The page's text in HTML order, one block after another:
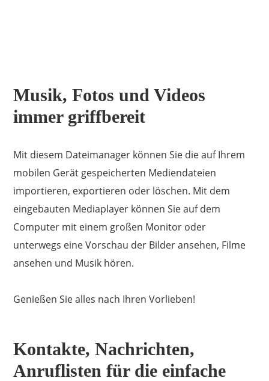
ApowerManager
Professioneller Smartphone Manager für Android
und iOS
One-Stop-Management für Smartphones
Jetzt herunterladen
Musik, Fotos und Videos
immer griffbereit
Mit diesem Dateimanager können Sie die auf Ihrem
mobilen Gerät gespeicherten Mediendateien
importieren, exportieren oder löschen. Mit dem
eingebauten Mediaplayer können Sie auf dem
Computer mit einem großen Monitor oder
unterwegs eine Vorschau der Bilder ansehen, Filme
ansehen und Musik hören.
Genießen Sie alles nach Ihren Vorlieben!
Kontakte, Nachrichten,
Anruflisten für die einfache